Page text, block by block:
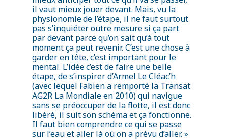
il vaut mieux jouer devant. Mais, vu la
physionomie de l’étape, il ne faut surtout
pas s’inquiéter outre mesure si ça part
par devant parce qu’on sait qu’à tout
moment ça peut revenir. C’est une chose à
garder en tête, c’est important pour le
mental. L’idée c’est de faire une belle
étape, de s’inspirer d’Armel Le Cléac’h
(avec lequel Fabien a remporté la Transat
AG2R La Mondiale en 2010) qui navigue
sans se préoccuper de la flotte, il est donc
libéré, il suit son schéma et ça fonctionne.
Il faut bien comprendre ce qui se passe
sur l’eau et aller là où on a prévu d’aller. »